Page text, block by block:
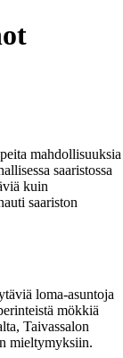
mahdollisuuksia
saaristossa
kuin
saariston
loma-asuntoja
mökkiä
Taivassalon
mieltymyksiin.